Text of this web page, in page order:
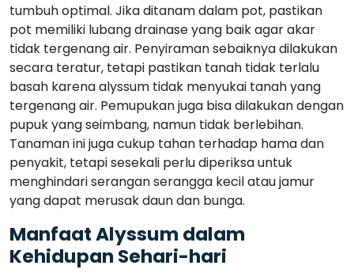
tumbuh optimal. Jika ditanam dalam pot, pastikan
pot memiliki lubang drainase yang baik agar akar
tidak tergenang air. Penyiraman sebaiknya dilakukan
secara teratur, tetapi pastikan tanah tidak terlalu
basah karena alyssum tidak menyukai tanah yang
tergenang air. Pemupukan juga bisa dilakukan dengan
pupuk yang seimbang, namun tidak berlebihan.
Tanaman ini juga cukup tahan terhadap hama dan
penyakit, tetapi sesekali perlu diperiksa untuk
menghindari serangan serangga kecil atau jamur
yang dapat merusak daun dan bunga.
Manfaat Alyssum dalam
Kehidupan Sehari-hari